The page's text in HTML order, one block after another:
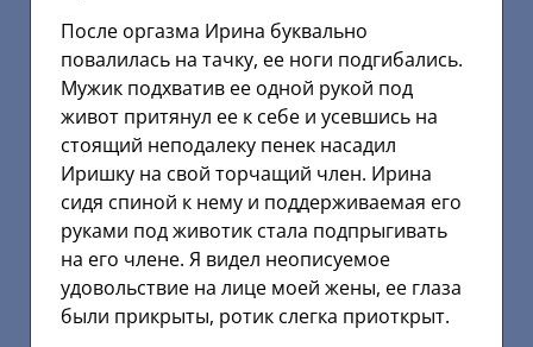
После оргазма Ирина буквально
повалилась на тачку, ее ноги подгибались.
Мужик подхватив ее одной рукой под
живот притянул ее к себе и усевшись на
стоящий неподалеку пенек насадил
Иришку на свой торчащий член. Ирина
сидя спиной к нему и поддерживаемая его
руками под животик стала подпрыгивать
на его члене. Я видел неописуемое
удовольствие на лице моей жены, ее глаза
были прикрыты, ротик слегка приоткрыт.